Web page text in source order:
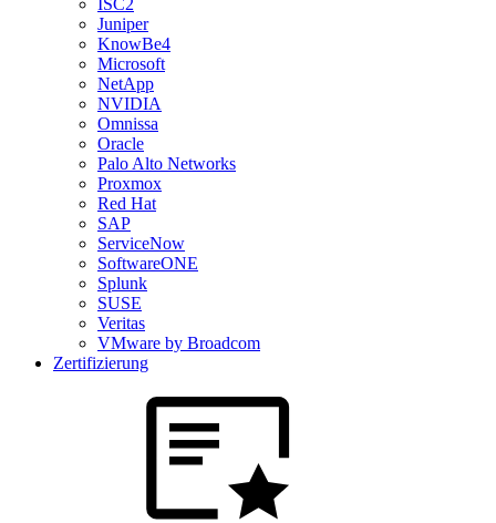
ISC2
Juniper
KnowBe4
Microsoft
NetApp
NVIDIA
Omnissa
Oracle
Palo Alto Networks
Proxmox
Red Hat
SAP
ServiceNow
SoftwareONE
Splunk
SUSE
Veritas
VMware by Broadcom
Zertifizierung